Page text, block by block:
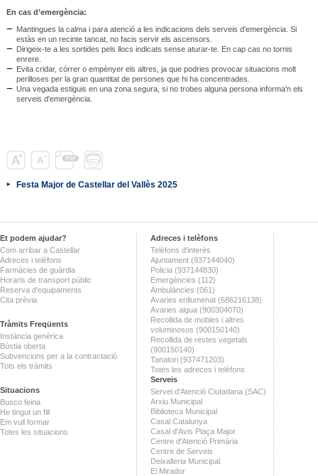
En cas d’emergència:
Mantingues la calma i para atenció a les indicacions dels serveis d'emergència. Si
estàs en un recinte tancat, no facis servir els ascensors.
Dirigeix-te a les sortides pels llocs indicats sense aturar-te. En cap cas no tornis
enrere.
Evita cridar, córrer o empènyer els altres, ja que podries provocar situacions molt
perilloses per la gran quantitat de persones que hi ha concentrades.
Una vegada estiguis en una zona segura, si no trobes alguna persona informa'n els
serveis d'emergència.
Festa Major de Castellar del Vallès 2025
Et podem ajudar?
Com arribar a Castellar
Adreces i telèfons
Farmàcies de guàrdia
Horaris de transport públic
Reserva d'equipaments
Cita prèvia
Tràmits Freqüents
Instància genèrica
Bústia oberta
Subvencions per a la contractació
Tots els tràmits
Situacions
Busco feina
He tingut un fill
Em vull formar
Totes les situacions
Adreces i telèfons
Telèfons d'interès
Ajuntament (937144040)
Policia (937144830)
Emergències (112)
Ambulàncies (061)
Avaries enllumenat (686216138)
Avaries aigua (900304070)
Recollida de mobles i altres
voluminosos (900150140)
Recollida de restes vegetals
(900150140)
Tanatori (937471203)
Totes les adreces i telèfons
Serveis
Servei d'Atenció Ciutadana (SAC)
Arxiu Municipal
Biblioteca Municipal
Casal Catalunya
Casal d'Avis Plaça Major
Centre d'Atenció Primària
Centre de Serveis
Deixalleria Municipal
El Mirador